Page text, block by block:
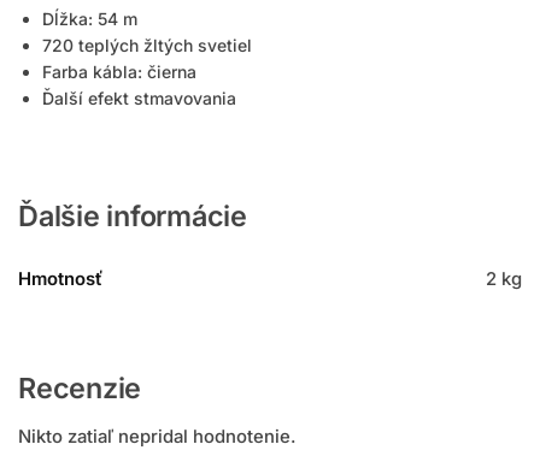
Dĺžka: 54 m
720 teplých žltých svetiel
Farba kábla: čierna
Ďalší efekt stmavovania
Ďalšie informácie
Hmotnosť 2 kg
Recenzie
Nikto zatiaľ nepridal hodnotenie.